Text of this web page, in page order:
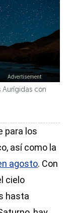
Aurígidas con
para los
así como la
agosto. Con
cielo
hasta